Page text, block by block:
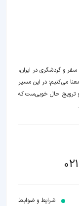
سفر و گردشگری در ایران،
می‌کنیم؛ در این مسیر‍
و ترویج حال خوبی‌ست که
شرایط و ضوابـط